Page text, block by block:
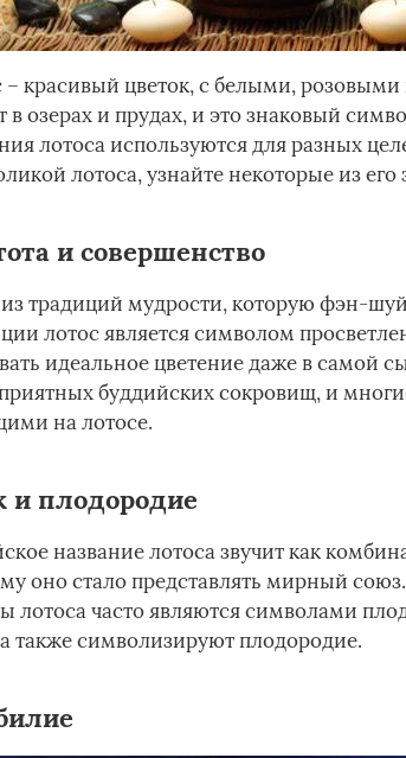
– красивый цветок, с белыми,
в озерах и прудах, и это знаковый
лотоса используются для разных
лотоса, узнайте некоторые из
и совершенство
традиций мудрости, которую фэн-
лотос является символом
идеальное цветение даже в самой
буддийских сокровищ, и
на лотосе.
и плодородие
название лотоса звучит как
оно стало представлять мирный
лотоса часто являются символами
также символизируют плодородие.